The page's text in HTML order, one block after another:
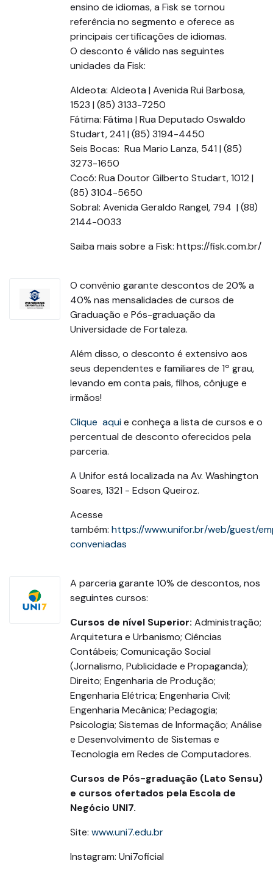
ensino de idiomas, a Fisk se tornou
referência no segmento e oferece as
principais certificações de idiomas.
O desconto é válido nas seguintes
unidades da Fisk:
Aldeota: Aldeota | Avenida Rui Barbosa,
1523 | (85) 3133-7250
Fátima: Fátima | Rua Deputado Oswaldo
Studart, 241 | (85) 3194-4450
Seis Bocas: Rua Mario Lanza, 541 | (85)
3273-1650
Cocó: Rua Doutor Gilberto Studart, 1012 |
(85) 3104-5650
Sobral: Avenida Geraldo Rangel, 794 | (88)
2144-0033
Saiba mais sobre a Fisk: https://fisk.com.br/
O convênio garante descontos de 20% a
40% nas mensalidades de cursos de
Graduação e Pós-graduação da
Universidade de Fortaleza.
Além disso, o desconto é extensivo aos
seus dependentes e familiares de 1º grau,
levando em conta pais, filhos, cônjuge e
irmãos!
Clique aquie conheça a lista de cursos e o
percentual de desconto oferecidos pela
parceria.
A Unifor está localizada na Av. Washington
Soares, 1321 - Edson Queiroz.
Acesse
também: https://www.unifor.br/web/guest/
conveniadas
A parceria garante 10% de descontos, nos
seguintes cursos:
Cursos de nível Superior: Administração;
Arquitetura e Urbanismo; Ciências
Contábeis; Comunicação Social
(Jornalismo, Publicidade e Propaganda);
Direito; Engenharia de Produção;
Engenharia Elétrica; Engenharia Civil;
Engenharia Mecânica; Pedagogia;
Psicologia; Sistemas de Informação; Análise
e Desenvolvimento de Sistemas e
Tecnologia em Redes de Computadores.
Cursos de Pós-graduação (Lato Sensu)
e cursos ofertados pela Escola de
Negócio UNI7.
Site: www.uni7.edu.br
Instagram: Uni7oficial